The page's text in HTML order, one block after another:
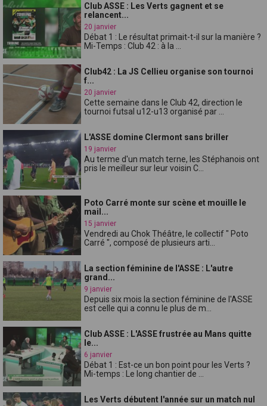
Club ASSE : Les Verts gagnent et se
relancent...
20 janvier
Débat 1 : Le résultat primait-t-il sur la manière ?
Mi-Temps : Club 42 : à la ...
Club42 : La JS Cellieu organise son tournoi
f...
20 janvier
Cette semaine dans le Club 42, direction le
tournoi futsal u12-u13 organisé par ...
L'ASSE domine Clermont sans briller
19 janvier
Au terme d'un match terne, les Stéphanois ont
pris le meilleur sur leur voisin C...
Poto Carré monte sur scène et mouille le
mail...
15 janvier
Vendredi au Chok Théâtre, le collectif " Poto
Carré ", composé de plusieurs arti...
La section féminine de l'ASSE : L'autre
grand...
9 janvier
Depuis six mois la section féminine de l'ASSE
est celle qui a connu le plus de m...
Club ASSE : L'ASSE frustrée au Mans quitte
le...
6 janvier
Débat 1 : Est-ce un bon point pour les Verts ?
Mi-temps : Le long chantier de ...
Les Verts débutent l'année sur un match nul